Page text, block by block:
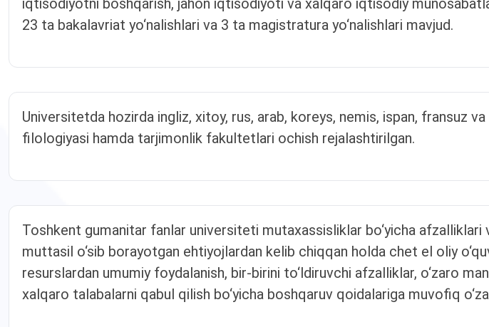
iqtisodiyotni boshqarish, jahon iqtisodiyoti va xalqaro iqtisodiy
23 ta bakalavriat yo‘nalishlari va 3 ta magistratura yo‘nalishlari mavjud.
Universitetda hozirda ingliz, xitoy, rus, arab, koreys, nemis, ispan, fransuz
filologiyasi hamda tarjimonlik fakultetlari ochish rejalashtirilgan.
Toshkent gumanitar fanlar universiteti mutaxassisliklar bo‘yicha
muttasil o‘sib borayotgan ehtiyojlardan kelib chiqqan holda chet el oliy
resurslardan umumiy foydalanish, bir-birini to‘ldiruvchi afzalliklar, o‘zaro
xalqaro talabalarni qabul qilish bo‘yicha boshqaruv qoidalariga muvofiq